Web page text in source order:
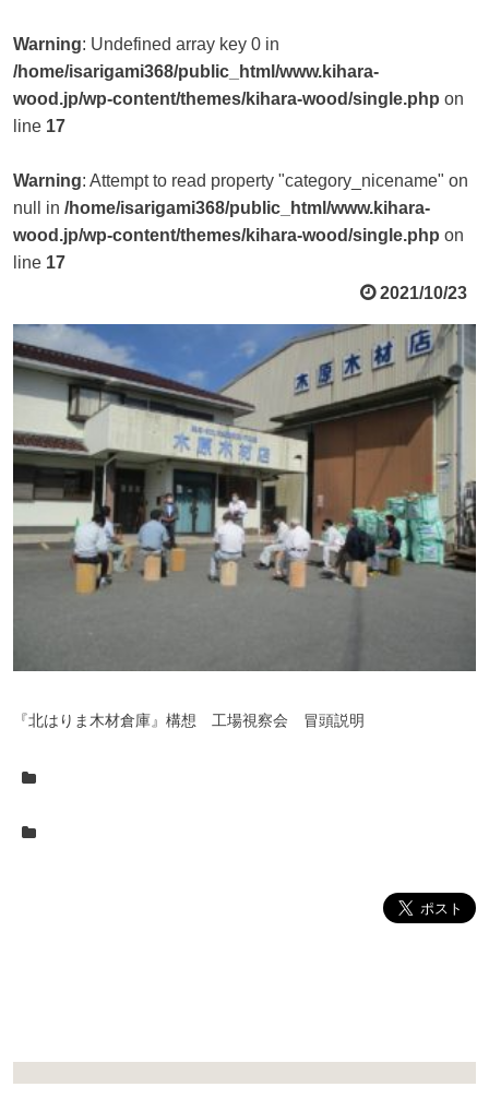
Warning: Undefined array key 0 in
/home/isarigami368/public_html/www.kihara-
wood.jp/wp-content/themes/kihara-wood/single.php on
line 17
Warning: Attempt to read property "category_nicename" on
null in /home/isarigami368/public_html/www.kihara-
wood.jp/wp-content/themes/kihara-wood/single.php on
line 17
2021/10/23
『北はりま木材倉庫』構想 工場視察会 冒頭説明